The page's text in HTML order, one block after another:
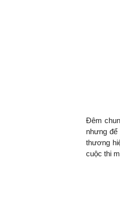
Đêm
nhưng
thương
cuộc thi